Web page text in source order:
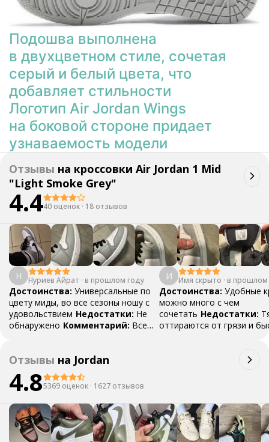
Подошва выполнена
в двухцветном стиле, сочетая
серый и белый цвета, что
добавляет стильности
Логотип Air Jordan Wings
на боковой стороне придает
узнаваемость модели
Отзывы на кроссовки Air Jordan 1 Mid
"Light Smoke Grey"
4.440 оценок · 18 отзывов
Н Нуриев Айрат · в прошлом году
Достоинства: Универсальные по
цвету миды, во все сезоны ношу с
удовольствием Недостатки: Не
обнаружено Комментарий: Все
И Имя скрыто · в прошлом
Достоинства: Удобные
можно много с чем
сочетать Недостатки:
оттираются от грязи и
Отзывы на Jordan
4.85369 оценок · 1627 отзывов